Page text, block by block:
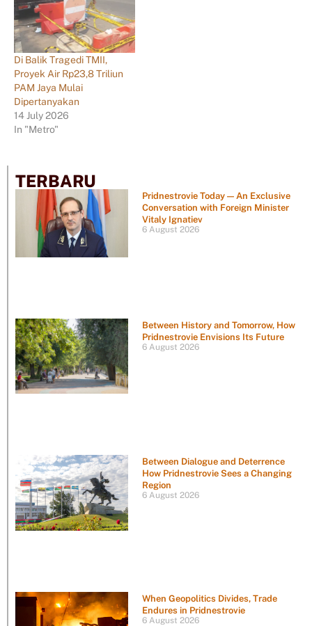
Di Balik Tragedi TMII,
Proyek Air Rp23,8 Triliun
PAM Jaya Mulai
Dipertanyakan
14 July 2026
In "Metro"
TERBARU
Pridnestrovie Today — An Exclusive
Conversation with Foreign Minister
Vitaly Ignatiev
6 August 2026
Between History and Tomorrow, How
Pridnestrovie Envisions Its Future
6 August 2026
Between Dialogue and Deterrence
How Pridnestrovie Sees a Changing
Region
6 August 2026
When Geopolitics Divides, Trade
Endures in Pridnestrovie
6 August 2026